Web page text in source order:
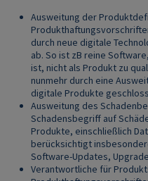
Ausweitung der
durch neue digitale
ab. So ist zB reine
ist, nicht als Produkt zu
nunmehr durch eine
digitale Produkte
Ausweitung des
Schadensbegriff auf
Produkte, einschließlich
berücksichtigt
Software-Updates,
Verantwortliche für